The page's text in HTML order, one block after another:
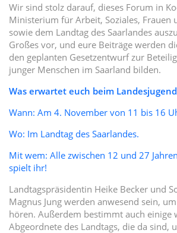
Wir sind stolz darauf, dieses Forum in
Ministerium für Arbeit, Soziales, Frauen
sowie dem Landtag des Saarlandes
Großes vor, und eure Beiträge werden
den geplanten Gesetzentwurf zur
junger Menschen im Saarland bilden.
Was erwartet euch beim
Wann: Am 4. November von 11 bis 16
Wo: Im Landtag des Saarlandes.
Mit wem: Alle zwischen 12 und 27
spielt ihr!
Landtagspräsidentin Heike Becker und
Magnus Jung werden anwesend sein,
hören. Außerdem bestimmt auch einige
Abgeordnete des Landtags, die da sind,